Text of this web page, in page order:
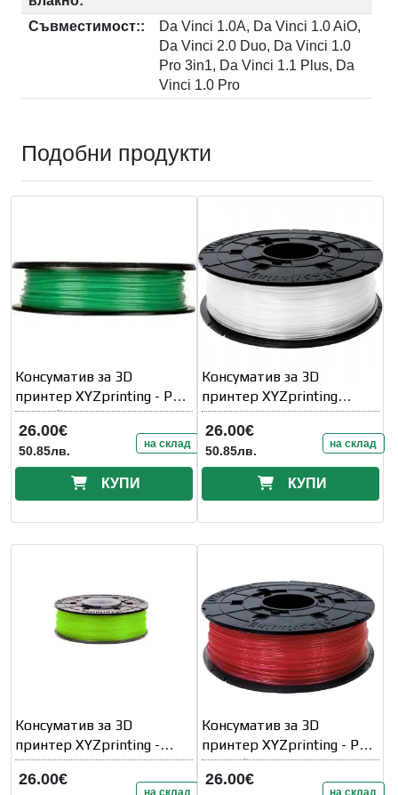
Съвместимост::
Da Vinci 1.0A, Da Vinci 1.0 AiO,
Da Vinci 2.0 Duo, Da Vinci 1.0
Pro 3in1, Da Vinci 1.1 Plus, Da
Vinci 1.0 Pro
Подобни продукти
Консуматив за 3D
принтер XYZprinting - PLA
(NFC) filament
26.00€
50.85лв. на склад
КУПИ
Консуматив за 3D
принтер XYZprinting
RFPLEXEU01E, TOUGH
PLA
26.00€
50.85лв. на склад
КУПИ
Консуматив за 3D
принтер XYZprinting -
Antibacterial PLA
26.00€
на склад
Консуматив за 3D
принтер XYZprinting - PLA
(NFC) filament
26.00€
на склад